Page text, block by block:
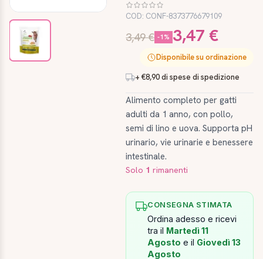
COD: CONF-8373776679109
3,49 € -1% 3,47 €
Disponibile su ordinazione
+ €8,90 di spese di spedizione
Alimento completo per gatti
adulti da 1 anno, con pollo,
semi di lino e uova. Supporta pH
urinario, vie urinarie e benessere
intestinale.
Solo 1 rimanenti
CONSEGNA STIMATA
Ordina adesso e ricevi
tra il Martedì 11
Agosto e il Giovedì 13
Agosto